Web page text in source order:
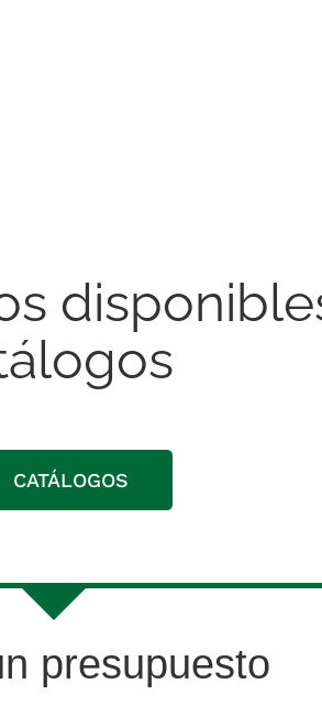
CATÁLOGOS
presupuesto